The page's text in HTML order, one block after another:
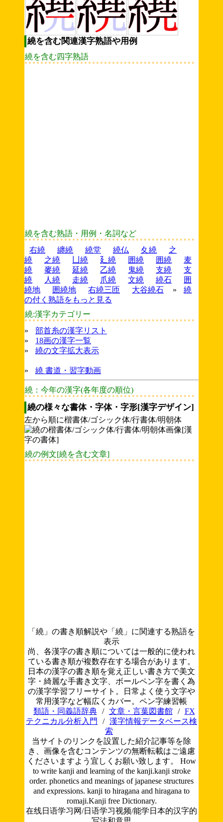
繞を含む関連漢字熟語や用例
繞を含む四字熟語
繞を含む熟語・用例・名詞など
右繞
纏繞 繞堂 繞仏 夊繞
之
繞
之繞 凵繞 廴繞 囲繞 囲繞
麦
繞
麥繞 延繞 乙繞 鬼繞 支繞
支
繞
人繞 走繞 爪繞 文繞 繞石
囲
繞地
囲繞地 右繞三匝 大谷繞石 »
繞
の付く熟語をもっと見る
繞:漢字カテゴリー
»
部首糸の漢字リスト
»
18画の漢字一覧
»
繞の文字拡大表示
» 繞 書道・習字動画
繞：今年の漢字(各年度の順位)
繞の様々な書体・字体・字形[漢字デザイン]
左から順に楷書体/ゴシック体/行書体/明朝体
繞の例文[繞を含む文章]
「繞」の書き順解説や「繞」に関連する熟語を
表示
尚、各漢字の書き順については一般的に使われ
ている書き順が複数存在する場合があります。
日本の漢字の書き順を覚え正しい書き方で美文
字・綺麗な手書き文字、ボールペン字を書く為
の漢字学習フリーサイト。日常よく使う文字や
常用漢字など幅広くカバー。ペン字練習帳
類語・同義語辞典
/ 文章・言葉図書館 /
FX
テクニカル分析入門
/ 漢字情報データベース検
索
当サイトのリンクを設置した紹介記事等を除
き、画像を含むコンテンツの無断転載はご遠慮
くださいますよう宜しくお願い致します。 How
to write kanji and learning of the kanji.kanji stroke
order. phonetics and meanings of japanese structures
and expressions. kanji to hiragana and hiragana to
romaji.Kanji free Dictionary.
在线日语学习网/日语学习视频/能学日本的汉字的